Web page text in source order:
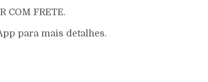
COM FRETE.
para mais detalhes.